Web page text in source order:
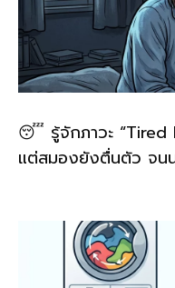
😴 รู้จักภาวะ “Tired
แต่สมองยังตื่นตัว จน